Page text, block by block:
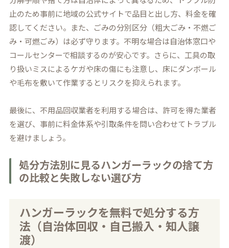
止のため事前に地域の公式サイトで品目と出し方、料金を確
認してください。また、ごみの分別区分（粗大ごみ・不燃ご
み・可燃ごみ）は必ず守ります。不明な場合は自治体窓口や
コールセンターで相談するのが安心です。さらに、工具の取
り扱いミスによるケガや床の傷にも注意し、床にダンボール
や毛布を敷いて作業するとリスクを抑えられます。
最後に、不用品回収業者を利用する場合は、許可を得た業者
を選び、事前に料金体系や引取条件を問い合わせてトラブル
を避けましょう。
処分方法別に見るハンガーラックの捨て方
の比較と失敗しない選び方
ハンガーラックを無料で処分する方
法（自治体回収・自己搬入・知人譲
渡）